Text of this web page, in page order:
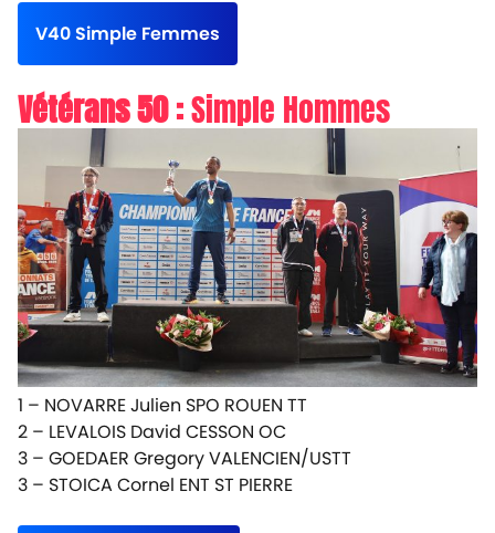
V40 Simple Femmes
Vétérans 50 :Simple Hommes
1 – NOVARRE Julien SPO ROUEN TT
2 – LEVALOIS David CESSON OC
3 – GOEDAER Gregory VALENCIEN/USTT
3 – STOICA Cornel ENT ST PIERRE